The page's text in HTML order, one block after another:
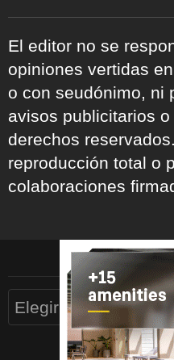
El editor no se
opiniones vertidas
o con seudónimo, ni
avisos publicitarios
derechos
reproducción total o
colaboraciones
Archivos